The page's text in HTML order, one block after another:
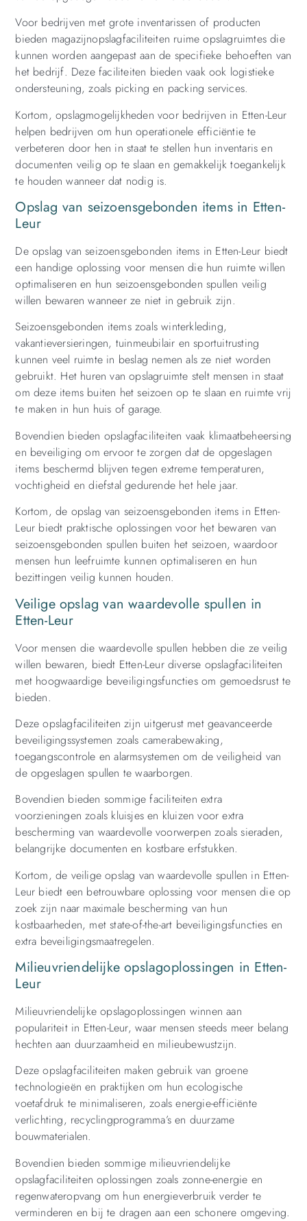
Voor bedrijven met grote inventarissen of producten
bieden magazijnopslagfaciliteiten ruime opslagruimtes die
kunnen worden aangepast aan de specifieke behoeften van
het bedrijf. Deze faciliteiten bieden vaak ook logistieke
ondersteuning, zoals picking en packing services.
Kortom, opslagmogelijkheden voor bedrijven in Etten-Leur
helpen bedrijven om hun operationele efficiëntie te
verbeteren door hen in staat te stellen hun inventaris en
documenten veilig op te slaan en gemakkelijk toegankelijk
te houden wanneer dat nodig is.
Opslag van seizoensgebonden items in Etten-
Leur
De opslag van seizoensgebonden items in Etten-Leur biedt
een handige oplossing voor mensen die hun ruimte willen
optimaliseren en hun seizoensgebonden spullen veilig
willen bewaren wanneer ze niet in gebruik zijn.
Seizoensgebonden items zoals winterkleding,
vakantieversieringen, tuinmeubilair en sportuitrusting
kunnen veel ruimte in beslag nemen als ze niet worden
gebruikt. Het huren van opslagruimte stelt mensen in staat
om deze items buiten het seizoen op te slaan en ruimte vrij
te maken in hun huis of garage.
Bovendien bieden opslagfaciliteiten vaak klimaatbeheersing
en beveiliging om ervoor te zorgen dat de opgeslagen
items beschermd blijven tegen extreme temperaturen,
vochtigheid en diefstal gedurende het hele jaar.
Kortom, de opslag van seizoensgebonden items in Etten-
Leur biedt praktische oplossingen voor het bewaren van
seizoensgebonden spullen buiten het seizoen, waardoor
mensen hun leefruimte kunnen optimaliseren en hun
bezittingen veilig kunnen houden.
Veilige opslag van waardevolle spullen in
Etten-Leur
Voor mensen die waardevolle spullen hebben die ze veilig
willen bewaren, biedt Etten-Leur diverse opslagfaciliteiten
met hoogwaardige beveiligingsfuncties om gemoedsrust te
bieden.
Deze opslagfaciliteiten zijn uitgerust met geavanceerde
beveiligingssystemen zoals camerabewaking,
toegangscontrole en alarmsystemen om de veiligheid van
de opgeslagen spullen te waarborgen.
Bovendien bieden sommige faciliteiten extra
voorzieningen zoals kluisjes en kluizen voor extra
bescherming van waardevolle voorwerpen zoals sieraden,
belangrijke documenten en kostbare erfstukken.
Kortom, de veilige opslag van waardevolle spullen in Etten-
Leur biedt een betrouwbare oplossing voor mensen die op
zoek zijn naar maximale bescherming van hun
kostbaarheden, met state-of-the-art beveiligingsfuncties en
extra beveiligingsmaatregelen.
Milieuvriendelijke opslagoplossingen in Etten-
Leur
Milieuvriendelijke opslagoplossingen winnen aan
populariteit in Etten-Leur, waar mensen steeds meer belang
hechten aan duurzaamheid en milieubewustzijn.
Deze opslagfaciliteiten maken gebruik van groene
technologieën en praktijken om hun ecologische
voetafdruk te minimaliseren, zoals energie-efficiënte
verlichting, recyclingprogramma’s en duurzame
bouwmaterialen.
Bovendien bieden sommige milieuvriendelijke
opslagfaciliteiten oplossingen zoals zonne-energie en
regenwateropvang om hun energieverbruik verder te
verminderen en bij te dragen aan een schonere omgeving.